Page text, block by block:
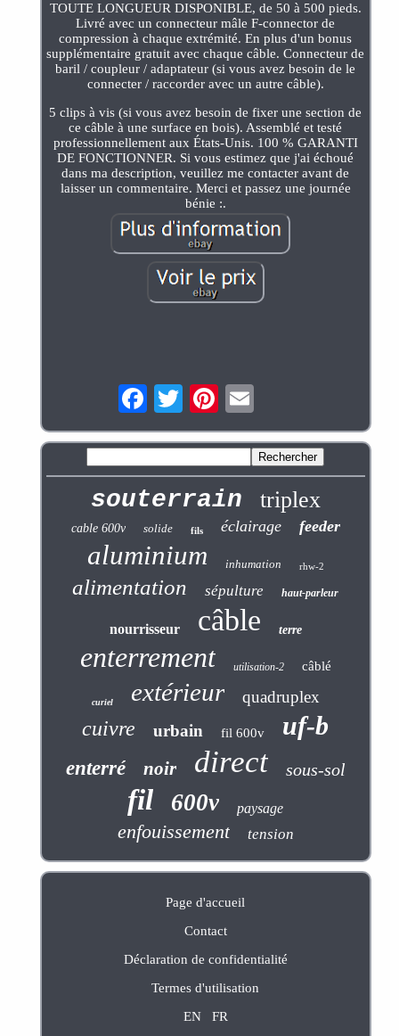
TOUTE LONGUEUR DISPONIBLE, de 50 à 500 pieds.
Livré avec un connecteur mâle F-connector de
compression à chaque extrémité. En plus d'un bonus
supplémentaire gratuit avec chaque câble. Connecteur de
baril / coupleur / adaptateur (si vous avez besoin de le
connecter / raccorder avec un autre câble).
5 clips à vis (si vous avez besoin de fixer une section de
ce câble à une surface en bois). Assemblé et testé
professionnellement aux États-Unis. 100 % GARANTI
DE FONCTIONNER. Si vous estimez que j'ai échoué
dans ma description, veuillez me contacter avant de
laisser un commentaire. Merci et passez une journée
bénie :.
souterrain triplex
cable 600v solide fils éclairage feeder
aluminium inhumation rhw-2
alimentation sépulture haut-parleur
nourrisseur câble terre
enterrement utilisation-2 câblé
curiel extérieur quadruplex
cuivre urbain fil 600v uf-b
enterré noir direct sous-sol
fil 600v paysage
enfouissement tension
Page d'accueil
Contact
Déclaration de confidentialité
Termes d'utilisation
EN
FR